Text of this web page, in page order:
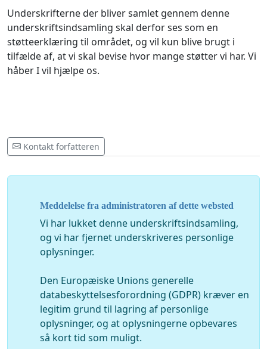
Underskrifterne der bliver samlet gennem denne
underskriftsindsamling skal derfor ses som en
støtteerklæring til området, og vil kun blive brugt i
tilfælde af, at vi skal bevise hvor mange støtter vi har. Vi
håber I vil hjælpe os.
Kontakt forfatteren
Meddelelse fra administratoren af dette websted
Vi har lukket denne underskriftsindsamling,
og vi har fjernet underskriveres personlige
oplysninger.
Den Europæiske Unions generelle
databeskyttelsesforordning (GDPR) kræver en
legitim grund til lagring af personlige
oplysninger, og at oplysningerne opbevares
så kort tid som muligt.